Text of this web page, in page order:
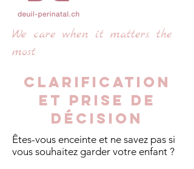
We care when it matters the
most
Clarification
et prise de
décision
Êtes-vous enceinte et ne savez pas si
vous souhaitez garder votre enfant ?